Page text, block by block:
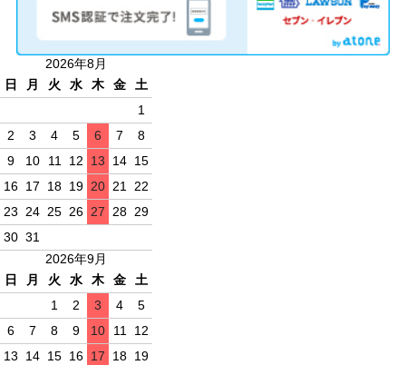
2026年8月
日
月 火 水 木 金
土
1
2
3 4 5 6 7
8
9
10 11 12 13 14 15
16 17 18 19 20 21 22
23 24 25 26 27 28 29
30 31
2026年9月
日
月 火 水 木 金
土
1
2 3 4
5
6
7 8 9 10 11 12
13
14 15 16 17 18 19